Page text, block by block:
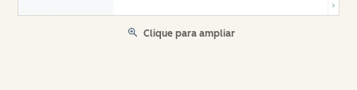
Clique para ampliar